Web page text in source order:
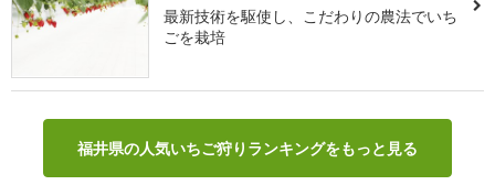
最新技術を駆使し、こだわりの農法でいち
ごを栽培
福井県の人気いちご狩りランキングをもっと見る